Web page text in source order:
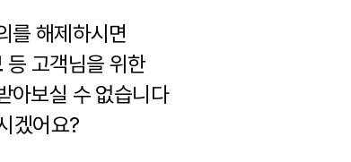
를 해제하시면
등 고객님을 위한
아보실 수 없습니다
겠어요?